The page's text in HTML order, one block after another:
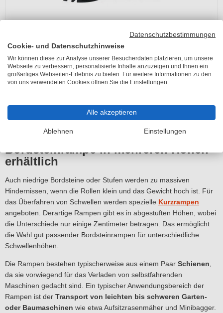
Schake Bordsteinrampe Typ NOX
Lieferzeit 2-5 Arbeitstage
UVP160,70 €
ab 139,90 €
inkl. 19% MwSt.
Bordsteinrampe in mehreren Höhen
erhältlich
Auch niedrige Bordsteine oder Stufen werden zu massiven
Hindernissen, wenn die Rollen klein und das Gewicht hoch ist. Für
das Überfahren von Schwellen werden spezielle Kurzrampen
angeboten. Derartige Rampen gibt es in abgestuften Höhen, wobei
die Unterschiede nur einige Zentimeter betragen. Das ermöglicht
die Wahl gut passender Bordsteinrampen für unterschiedliche
Schwellenhöhen.
Die Rampen bestehen typischerweise aus einem Paar Schienen
da sie vorwiegend für das Verladen von selbstfahrenden
Maschinen gedacht sind. Ein typischer Anwendungsbereich der
Rampen ist der Transport von leichten bis schweren Garten-
oder Baumaschinen wie etwa Aufsitzrasenmäher und Minibagger.
Datenschutzbestimmungen
Cookie- und Datenschutzhinweise
Wir können diese zur Analyse unserer Besucherdaten platzieren, um unsere
Webseite zu verbessern, personalisierte Inhalte anzuzeigen und Ihnen ein
großartiges Webseiten-Erlebnis zu bieten. Für weitere Informationen zu den
von uns verwendeten Cookies öffnen Sie die Einstellungen.
Alle akzeptieren
Ablehnen Einstellungen